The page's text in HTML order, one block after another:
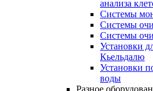
анализа
Системы
Системы
Системы
Установки
Кьельдалю
Установки
воды
Разное